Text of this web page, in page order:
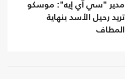
مدير "سي آي إيه": موسكو
تريد رحيل الأسد بنهاية
المطاف